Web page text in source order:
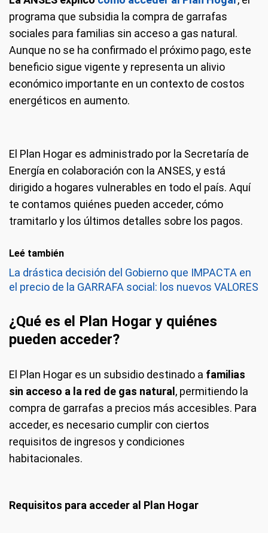
programa que subsidia la compra de garrafas
sociales para familias sin acceso a gas natural.
Aunque no se ha confirmado el próximo pago, este
beneficio sigue vigente y representa un alivio
económico importante en un contexto de costos
energéticos en aumento.
El Plan Hogar es administrado por la Secretaría de
Energía en colaboración con la ANSES, y está
dirigido a hogares vulnerables en todo el país. Aquí
te contamos quiénes pueden acceder, cómo
tramitarlo y los últimos detalles sobre los pagos.
Leé también
La drástica decisión del Gobierno que IMPACTA en
el precio de la GARRAFA social: los nuevos VALORES
¿Qué es el Plan Hogar y quiénes
pueden acceder?
El Plan Hogar es un subsidio destinado a familias
sin acceso a la red de gas natural , permitiendo la
compra de garrafas a precios más accesibles. Para
acceder, es necesario cumplir con ciertos
requisitos de ingresos y condiciones
habitacionales.
Requisitos para acceder al Plan Hogar